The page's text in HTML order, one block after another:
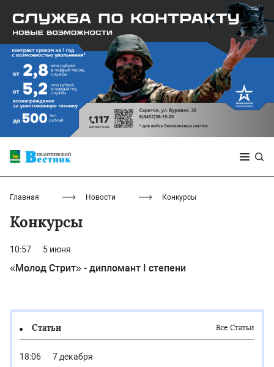
Главная Новости Конкурсы
Конкурсы
10:57 5 июня
«Молод Стрит» - дипломант I степени
Статьи Все Статьи
18:06 7 декабря